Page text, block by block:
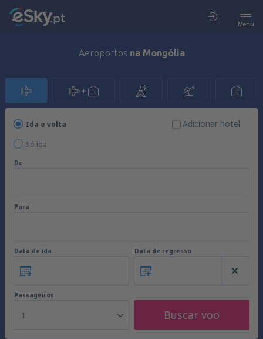
Menu
Aeroportos na Mongólia
Ida e volta
Só ida
Adicionar hotel
De
Para
Data de ida Data de regresso
Passageiros
1 Buscar voo